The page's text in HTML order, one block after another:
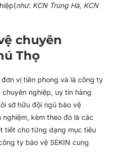
như: KCN Trung Hà, KCN
chuyên
Thọ
đơn vị tiên phong và là công ty
nghiệp, uy tín hàng
sở hữu đội ngũ bảo vệ
kèm theo đó là các
tiết cho từng dạng mục tiêu
ty bảo vệ SEKIN cung